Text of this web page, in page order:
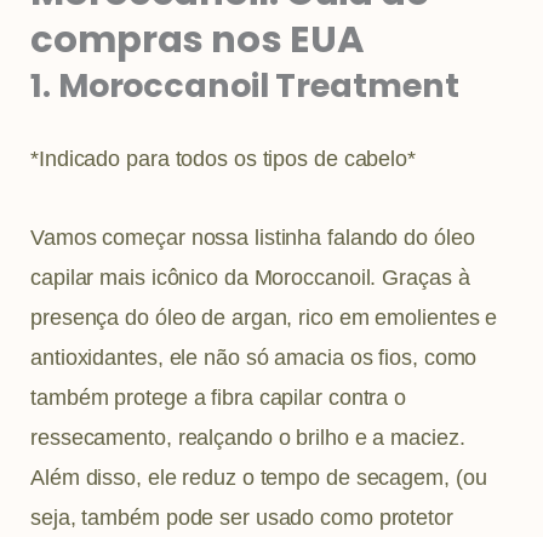
compras nos EUA
1. Moroccanoil Treatment
*Indicado para todos os tipos de cabelo*
Vamos começar nossa listinha falando do óleo
capilar mais icônico da Moroccanoil. Graças à
presença do óleo de argan, rico em emolientes e
antioxidantes, ele não só amacia os fios, como
também protege a fibra capilar contra o
ressecamento, realçando o brilho e a maciez.
Além disso, ele reduz o tempo de secagem, (ou
seja, também pode ser usado como protetor